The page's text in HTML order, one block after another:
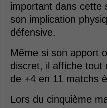
important dans cette
son implication
défensive.
Même si son apport
discret, il affiche tout
de +4 en 11 matchs
Lors du cinquième